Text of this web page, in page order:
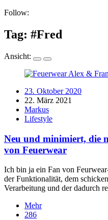
Follow:
Tag: #Fred
Ansicht:
23. Oktober 2020
22. März 2021
Markus
Lifestyle
Neu und minimiert, die
von Feuerwear
Ich bin ja ein Fan von
der Funktionalität, dem
Verarbeitung und der dadurch
Mehr
286